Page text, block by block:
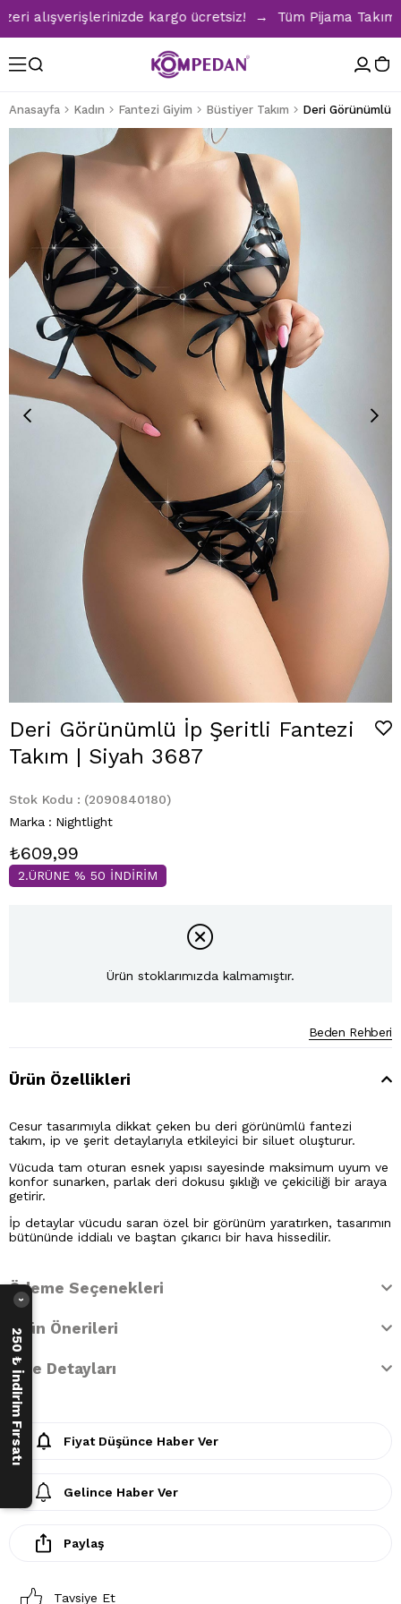
alışverişlerinizde kargo ücretsiz! → Tüm Pijama
Anasayfa Kadın Fantezi Giyim Büstiyer Takım Deri Görünümlü
Deri Görünümlü İp Şeritli Fantezi
Takım | Siyah 3687
Stok Kodu
(2090840180)
Marka : Nightlight
₺609,99
2.ÜRÜNE % 50 İNDİRİM
Ürün stoklarımızda kalmamıştır.
Beden Rehberi
Ürün Özellikleri
Cesur tasarımıyla dikkat çeken bu deri görünümlü fantezi
takım, ip ve şerit detaylarıyla etkileyici bir siluet oluşturur.
Vücuda tam oturan esnek yapısı sayesinde maksimum uyum ve
konfor sunarken, parlak deri dokusu şıklığı ve çekiciliği bir araya
getirir.
İp detaylar vücudu saran özel bir görünüm yaratırken, tasarımın
bütününde iddialı ve baştan çıkarıcı bir hava hissedilir.
Ödeme Seçenekleri
Ürün Önerileri
İade Detayları
Fiyat Düşünce Haber Ver
Gelince Haber Ver
Paylaş
Tavsiye Et
250 ₺ İndirim Fırsatı
›